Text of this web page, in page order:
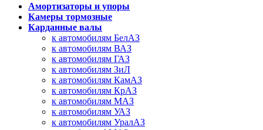
Амортизаторы и упоры
Камеры тормозные
Карданные валы
к автомобилям БелАЗ
к автомобилям ВАЗ
к автомобилям ГАЗ
к автомобилям ЗиЛ
к автомобилям КамАЗ
к автомобилям КрАЗ
к автомобилям МАЗ
к автомобилям УАЗ
к автомобилям УралАЗ